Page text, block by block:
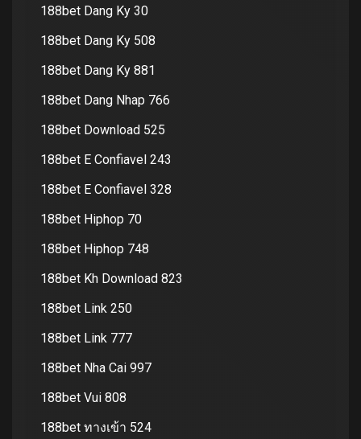
188bet Dang Ky 30
188bet Dang Ky 508
188bet Dang Ky 881
188bet Dang Nhap 766
188bet Download 525
188bet E Confiavel 243
188bet E Confiavel 328
188bet Hiphop 70
188bet Hiphop 748
188bet Kh Download 823
188bet Link 250
188bet Link 777
188bet Nha Cai 997
188bet Vui 808
188bet ทางเข้า 524